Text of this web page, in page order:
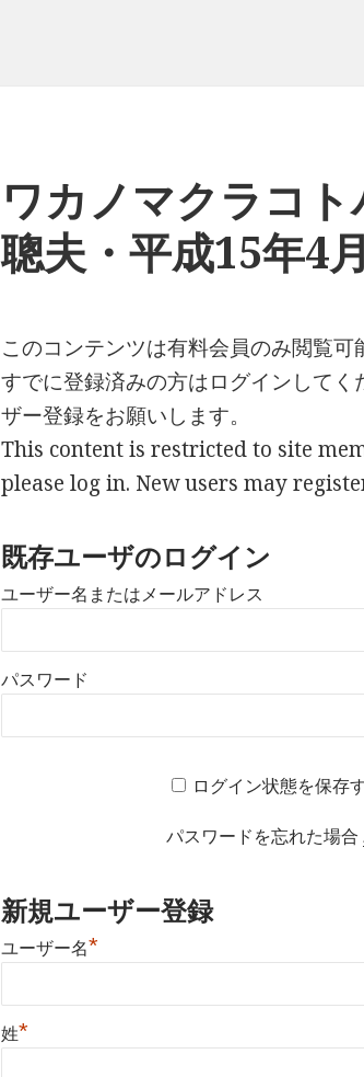
ワカノマクラコ
聰夫・平成15年4月
このコンテンツは有料会員のみ閲覧可
すでに登録済みの方はログインして
ザー登録をお願いします。
This content is restricted to site
please log in. New users may
既存ユーザのログイン
ユーザー名またはメールアドレス
パスワード
ログイン状態を保存
パスワードを忘れた場合
新規ユーザー登録
ユーザー名*
姓*